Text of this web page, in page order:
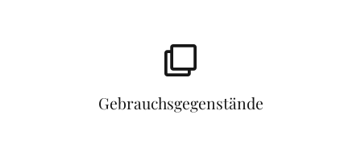
Gebrauchsgegenstände